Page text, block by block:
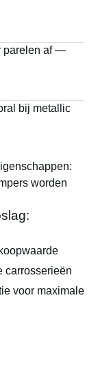
parelen af —
bij metallic
worden
carrosserieën
voor maximale